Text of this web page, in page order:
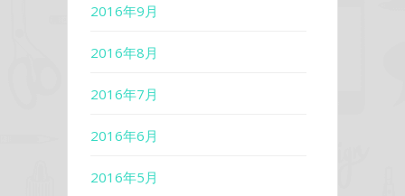
2016年9月
2016年8月
2016年7月
2016年6月
2016年5月